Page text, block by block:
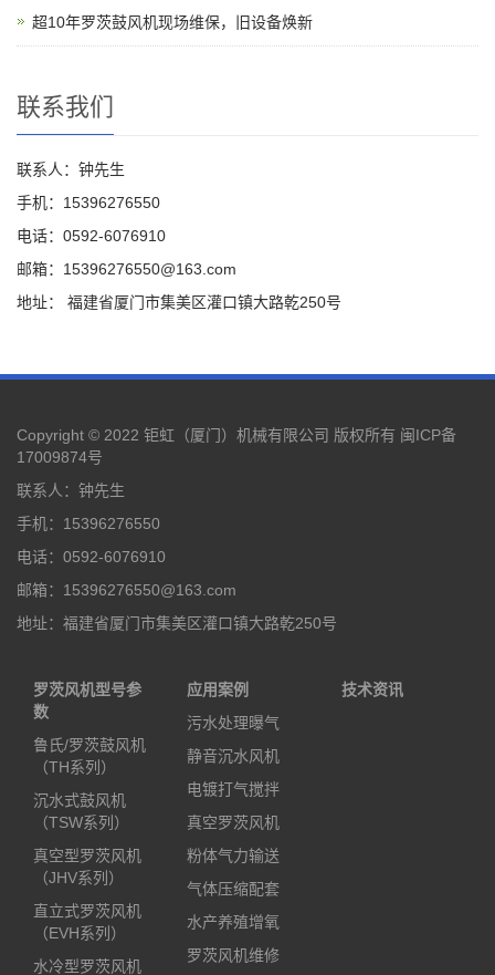
超10年罗茨鼓风机现场维保，旧设备焕新
联系我们
联系人：钟先生
手机：15396276550
电话：0592-6076910
邮箱：15396276550@163.com
地址： 福建省厦门市集美区灌口镇大路乾250号
Copyright © 2022 钜虹（厦门）机械有限公司 版权所有 闽ICP备
17009874号
联系人：钟先生
手机：15396276550
电话：0592-6076910
邮箱：15396276550@163.com
地址：福建省厦门市集美区灌口镇大路乾250号
罗茨风机型号参
数
鲁氏/罗茨鼓风机
（TH系列）
沉水式鼓风机
（TSW系列）
真空型罗茨风机
（JHV系列）
直立式罗茨风机
（EVH系列）
水冷型罗茨风机
应用案例
污水处理曝气
静音沉水风机
电镀打气搅拌
真空罗茨风机
粉体气力输送
气体压缩配套
水产养殖增氧
罗茨风机维修
技术资讯